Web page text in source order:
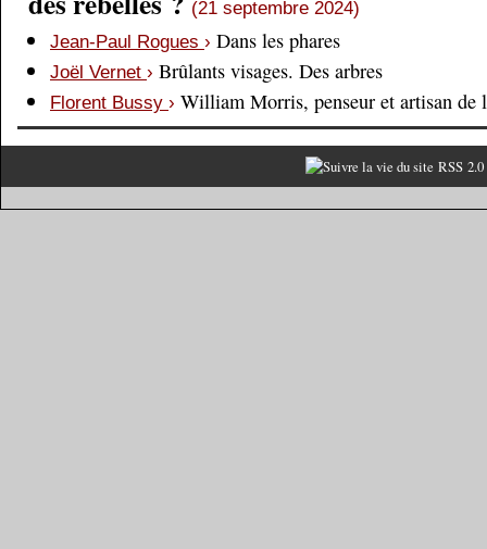
(21 septembre 2024)
Jean-Paul Rogues › Dans les phares
Joël Vernet › Brûlants visages. Des arbres
Florent Bussy › William Morris, penseur et artisan de
RSS 2.0